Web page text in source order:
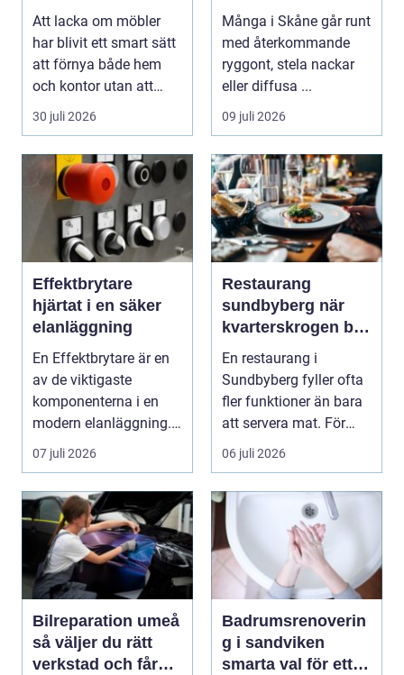
av hem och kontor
Att lacka om möbler
har blivit ett smart sätt
att förnya både hem
och kontor utan att
köpa nytt. Mån...
30 juli 2026
hjälper dig att ta
rätt beslut
Många i Skåne går runt
med återkommande
ryggont, stela nackar
eller diffusa ...
09 juli 2026
Effektbrytare
hjärtat i en säker
elanläggning
En Effektbrytare är en
av de viktigaste
komponenterna i en
modern elanläggning.
Den skyddar
människo...
07 juli 2026
Restaurang
sundbyberg när
kvarterskrogen blir
vardagsrum
En restaurang i
Sundbyberg fyller ofta
fler funktioner än bara
att servera mat. För
många blir den s...
06 juli 2026
Bilreparation umeå
så väljer du rätt
verkstad och får
Badrumsrenoverin
g i sandviken
smarta val för ett